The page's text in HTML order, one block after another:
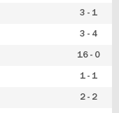
3 - 1
3 - 4
16 - 0
1 - 1
2 - 2